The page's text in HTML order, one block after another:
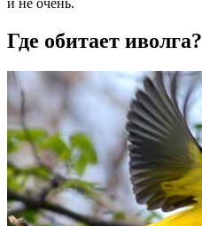
и не очень.
Где обитает иволга?